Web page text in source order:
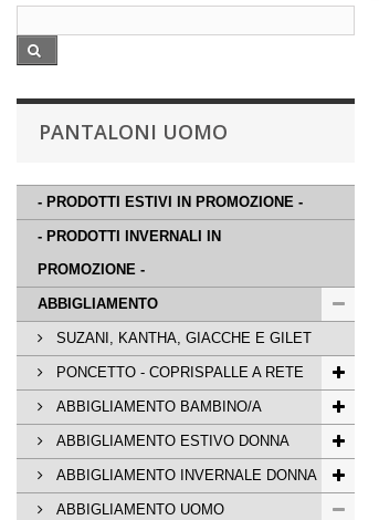
PANTALONI UOMO
- PRODOTTI ESTIVI IN PROMOZIONE -
- PRODOTTI INVERNALI IN
PROMOZIONE -
ABBIGLIAMENTO
SUZANI, KANTHA, GIACCHE E GILET
PONCETTO - COPRISPALLE A RETE
ABBIGLIAMENTO BAMBINO/A
ABBIGLIAMENTO ESTIVO DONNA
ABBIGLIAMENTO INVERNALE DONNA
ABBIGLIAMENTO UOMO